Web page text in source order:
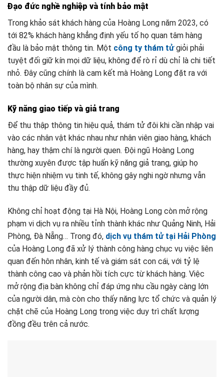
Đạo đức nghề nghiệp và tính bảo mật
Trong khảo sát khách hàng của Hoàng Long năm 2023, có
tới 82% khách hàng khẳng định yếu tố họ quan tâm hàng
đầu là bảo mật thông tin. Một công ty thám tửgiỏi phải
tuyệt đối giữ kín mọi dữ liệu, không để rò rỉ dù chỉ là chi tiết
nhỏ. Đây cũng chính là cam kết mà Hoàng Long đặt ra với
toàn bộ nhân sự của mình.
Kỹ năng giao tiếp và giả trang
Để thu thập thông tin hiệu quả, thám tử đôi khi cần nhập vai
vào các nhân vật khác nhau như nhân viên giao hàng, khách
hàng, hay thậm chí là người quen. Đội ngũ Hoàng Long
thường xuyên được tập huấn kỹ năng giả trang, giúp họ
thực hiện nhiệm vụ tinh tế, không gây nghi ngờ nhưng vẫn
thu thập dữ liệu đầy đủ.
Không chỉ hoạt động tại Hà Nội, Hoàng Long còn mở rộng
phạm vi dịch vụ ra nhiều tỉnh thành khác như Quảng Ninh, Hải
Phòng, Đà Nẵng… Trong đó, dịch vụ thám tử tại Hải Phòng
của Hoàng Long đã xử lý thành công hàng chục vụ việc liên
quan đến hôn nhân, kinh tế và giám sát con cái, với tỷ lệ
thành công cao và phản hồi tích cực từ khách hàng. Việc
mở rộng địa bàn không chỉ đáp ứng nhu cầu ngày càng lớn
của người dân, mà còn cho thấy năng lực tổ chức và quản lý
chặt chẽ của Hoàng Long trong việc duy trì chất lượng
đồng đều trên cả nước.